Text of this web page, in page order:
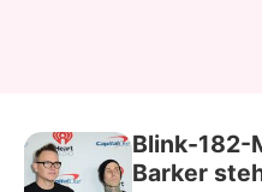
Blink-182-
Barker